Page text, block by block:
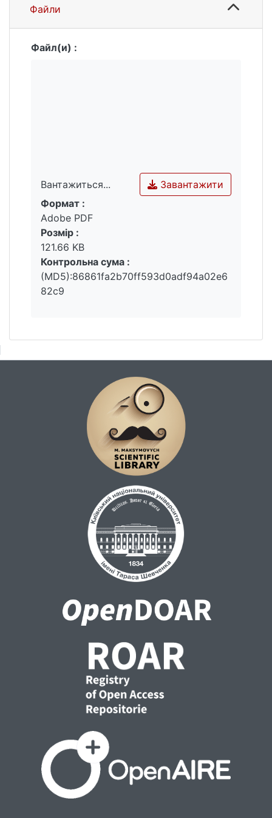
Файли
Файл(и) :
Вантажиться...
Вантажиться...
Завантажити
Формат :
Adobe PDF
Розмір :
121.66 KB
Контрольна сума :
(MD5):86861fa2b70ff593d0adf94a02e6
82c9